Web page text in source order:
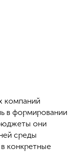
компаний
в формировании
они
среды
конкретные